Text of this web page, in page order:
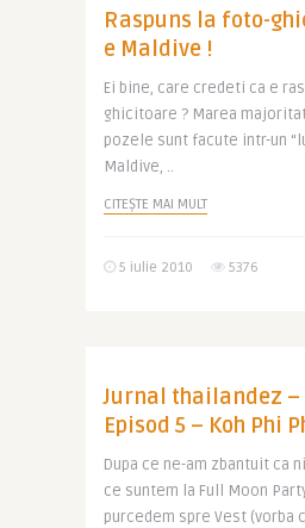
Raspuns la foto-
e Maldive !
Ei bine, care credeti ca e
ghicitoare ? Marea
pozele sunt facute intr-un
Maldive, ..
CITEȘTE MAI MULT
5 iulie 2010 5376
Jurnal thailandez –
Episod 5 – Koh Phi
Dupa ce ne-am zbantuit ca
ce suntem la Full Moon
purcedem spre Vest (vorba